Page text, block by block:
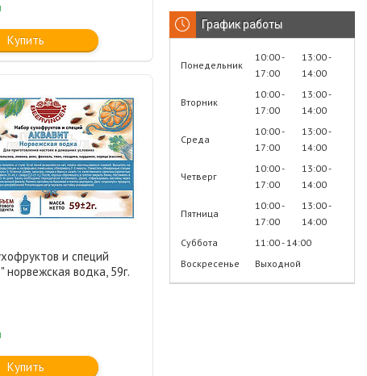
Купить
и специй
норвежская водка, 59г.
Купить
График работы
Понедельник
10:00
17:00
13:00
14:00
Вторник
10:00
17:00
13:00
14:00
Среда
10:00
17:00
13:00
14:00
Четверг
10:00
17:00
13:00
14:00
Пятница
10:00
17:00
13:00
14:00
Суббота
11:00 14:00
Воскресенье
Выходной